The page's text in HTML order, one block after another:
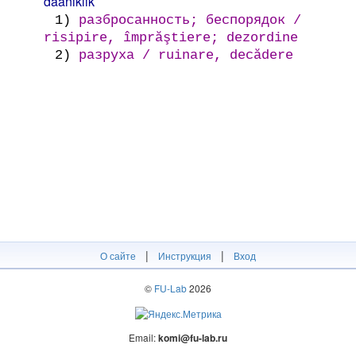
1)
разбросанность; беспорядок /
risipire, împrăştiere; dezordine
2)
разруха / ruinare, decădere
О сайте | Инструкция | Вход
© FU-Lab2026
Email:komi@fu-lab.ru